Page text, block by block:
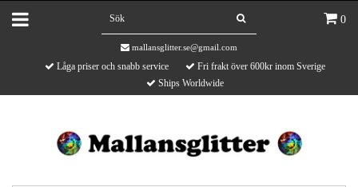
0
mallansglitter.se@gmail.com
Låga priser och snabb service
Fri frakt över 600kr inom Sverige
Ships Worldwide